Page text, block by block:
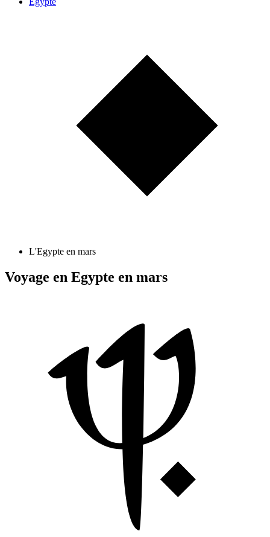
L'Egypte en mars
Voyage en Egypte en mars